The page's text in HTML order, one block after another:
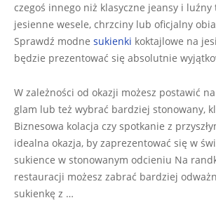
czegoś innego niż klasyczne jeansy i
jesienne wesele, chrzciny lub oficjalny
Sprawdź modne sukienki koktajlowe na
będzie prezentować się absolutnie
W zależności od okazji możesz postawić
glam lub też wybrać bardziej stonowany,
Biznesowa kolacja czy spotkanie z
idealna okazja, by zaprezentować się w
sukience w stonowanym odcieniu Na
restauracji możesz zabrać bardziej
sukienkę z …